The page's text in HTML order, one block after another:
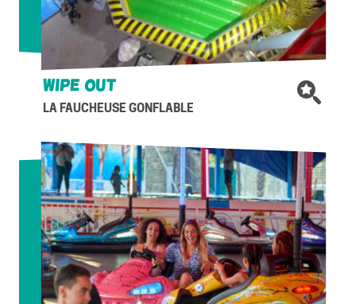
WIPE OUT
LA FAUCHEUSE GONFLABLE